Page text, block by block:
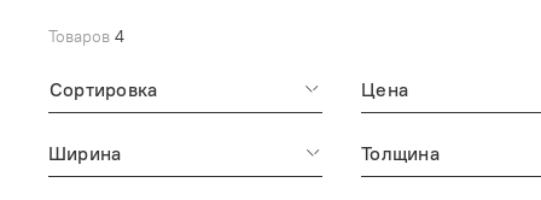
Товаров 4
Сортировка Цена
Ширина Толщина